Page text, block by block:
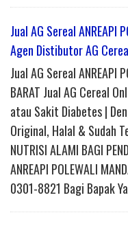
Jual AG Sereal ANREAPI
Agen Distibutor AG
Jual AG Sereal ANREAPI
BARAT Jual AG Cereal
atau Sakit Diabetes |
Original, Halal & Sudah
NUTRISI ALAMI BAGI
ANREAPI POLEWALI
0301-8821 Bagi Bapak